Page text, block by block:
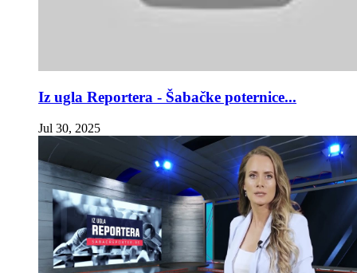
Iz ugla Reportera - Šabačke poternice...
Jul 30, 2025